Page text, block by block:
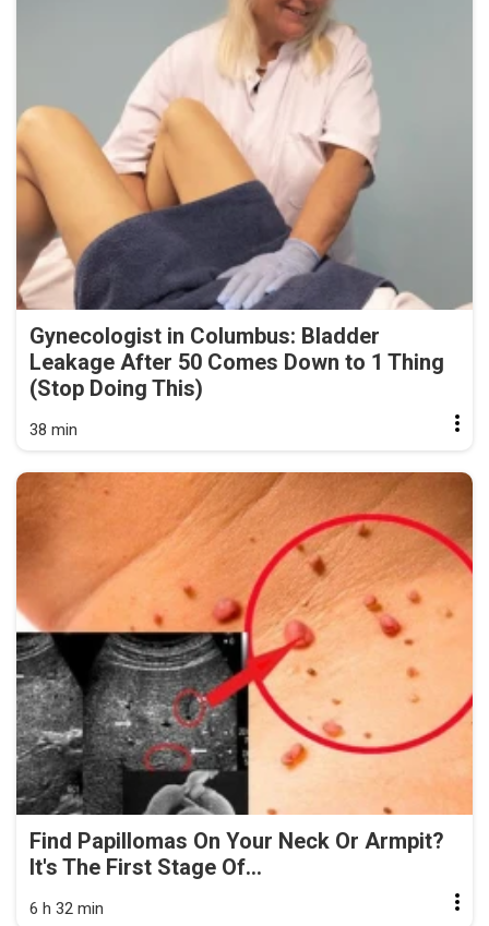
Gynecologist in Columbus: Bladder
Leakage After 50 Comes Down to 1 Thing
(Stop Doing This)
38 min
Find Papillomas On Your Neck Or Armpit?
It's The First Stage Of...
6 h 32 min